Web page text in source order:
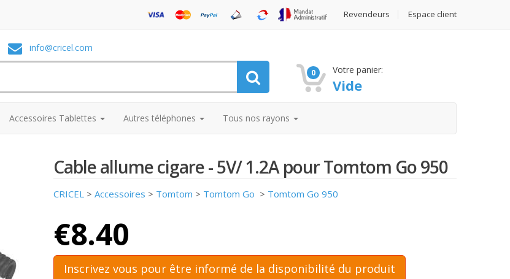
Revendeurs Espace client
info@cricel.com
0 Votre panier:
Vide
Accessoires Tablettes Autres téléphones Tous nos rayons
Cable allume cigare - 5V/ 1.2A pour Tomtom Go 950
CRICEL> Accessoires > Tomtom > Tomtom Go > Tomtom Go 950
€8.40
Inscrivez vous pour être informé de la disponibilité du produit